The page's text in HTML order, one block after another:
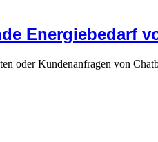
Energiebedarf
oder Kundenanfragen von